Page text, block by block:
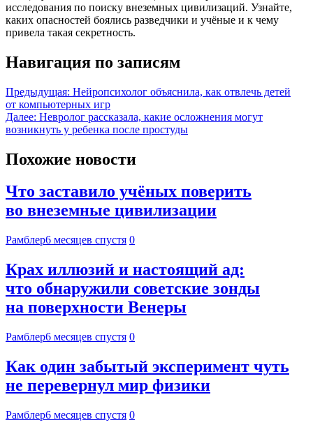
исследования по поиску внеземных цивилизаций. Узнайте,
каких опасностей боялись разведчики и учёные и к чему
привела такая секретность.
Навигация по записям
Предыдущая: Нейропсихолог объяснила, как отвлечь детей
от компьютерных игр
Далее: Невролог рассказала, какие осложнения могут
возникнуть у ребенка после простуды
Похожие новости
Что заставило учёных поверить
во внеземные цивилизации
Рамблер6 месяцев спустя 0
Крах иллюзий и настоящий ад:
что обнаружили советские зонды
на поверхности Венеры
Рамблер6 месяцев спустя 0
Как один забытый эксперимент чуть
не перевернул мир физики
Рамблер6 месяцев спустя 0